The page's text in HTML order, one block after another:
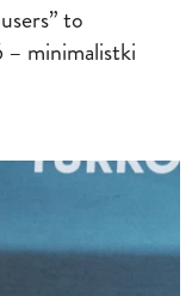
to
– minimalistki